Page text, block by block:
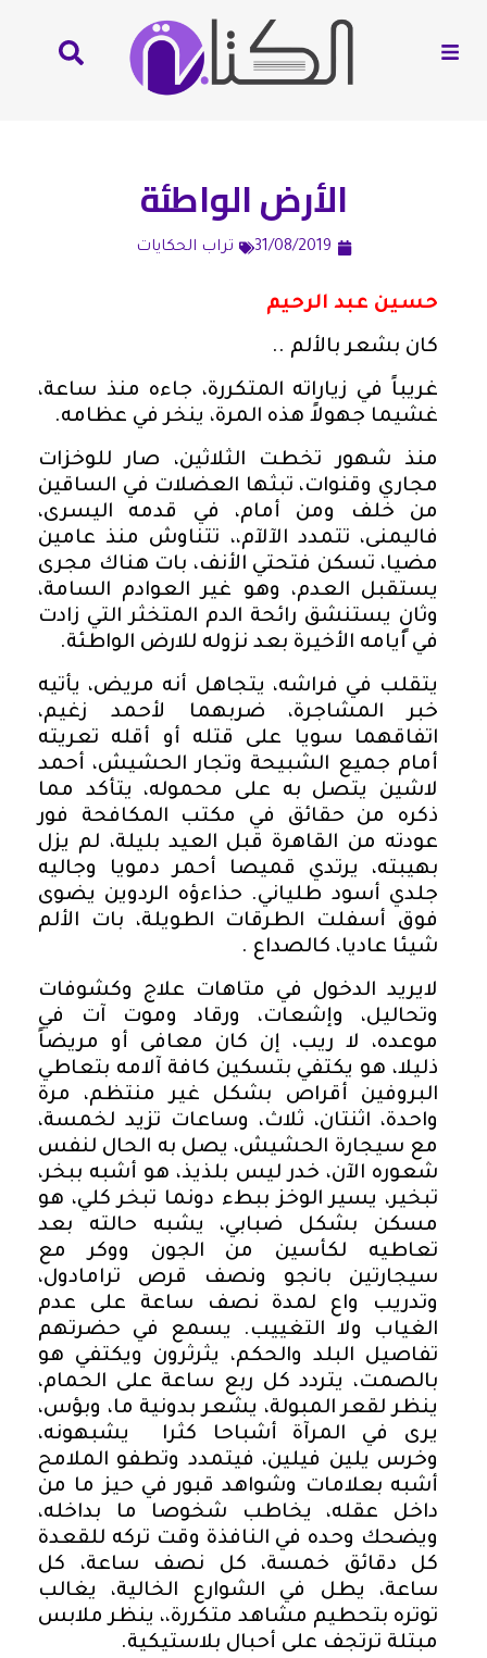
الأرض الواطئة
31/08/2019 تراب الحكايات
حسين عبد الرحيم
كان بشعر بالألم ..
غريباً في زياراته المتكررة، جاءه منذ ساعة،
غشيما جهولاً هذه المرة، ينخر في عظامه.
منذ شهور تخطت الثلاثين، صار للوخزات
مجاري وقنوات، تبثها العضلات في الساقين
من خلف ومن أمام، في قدمه اليسرى،
فاليمنى، تتمدد الآلآم،، تتناوش منذ عامين
مضيا، تسكن فتحتي الأنف، بات هناك مجرى
يستقبل العدم، وهو غير العوادم السامة،
وثانٍ يستنشق رائحة الدم المتخثر التي زادت
في أيامه الأخيرة بعد نزوله للارض الواطئة.
يتقلب في فراشه، يتجاهل أنه مريض، يأتيه
خبر المشاجرة، ضربهما لأحمد زغيم،
اتفاقهما سويا على قتله أو أقله تعريته
أمام جميع الشبيحة وتجار الحشيش، أحمد
لاشين يتصل به على محموله، يتأكد مما
ذكره من حقائق في مكتب المكافحة فور
عودته من القاهرة قبل العيد بليلة، لم يزل
بهيبته، يرتدي قميصا أحمر دمويا وجاليه
جلدي أسود طلياني. حذاءؤه الردوين يضوى
فوق أسفلت الطرقات الطويلة، بات الألم
شيئا عاديا، كالصداع .
لايريد الدخول في متاهات علاج وكشوفات
وتحاليل، وإشعات، ورقاد وموت آت في
موعده، لا ريب، إن كان معافى أو مريضاً
ذليلا، هو يكتفي بتسكين كافة آلامه بتعاطي
البروفين أقراص بشكل غير منتظم، مرة
واحدة، اثنتان، ثلاث، وساعات تزيد لخمسة،
مع سيجارة الحشيش، يصل به الحال لنفس
شعوره الآن، خدر ليس بلذيذ، هو أشبه ببخر،
تبخير، يسير الوخز ببطء دونما تبخر كلي، هو
مسكن بشكل ضبابي، يشبه حالته بعد
تعاطيه لكأسين من الجون ووكر مع
سيجارتين بانجو ونصف قرص ترامادول،
وتدريب واع لمدة نصف ساعة على عدم
الغياب ولا التغييب. يسمع في حضرتهم
تفاصيل البلد والحكم، يثرثرون ويكتفي هو
بالصمت، يتردد كل ربع ساعة على الحمام،
ينظر لقعر المبولة، يشعر بدونية ما، وبؤس،
يرى في المرآة أشباحا كثرا يشبهونه،
وخرس يلين فيلين، فيتمدد وتطفو الملامح
أشبه بعلامات وشواهد قبور في حيز ما من
داخل عقله، يخاطب شخوصا ما بداخله،
ويضحك وحده في النافذة وقت تركه للقعدة
كل دقائق خمسة، كل نصف ساعة، كل
ساعة، يطل في الشوارع الخالية، يغالب
توتره بتحطيم مشاهد متكررة،، ينظر ملابس
مبتلة ترتجف على أحبال بلاستيكية.